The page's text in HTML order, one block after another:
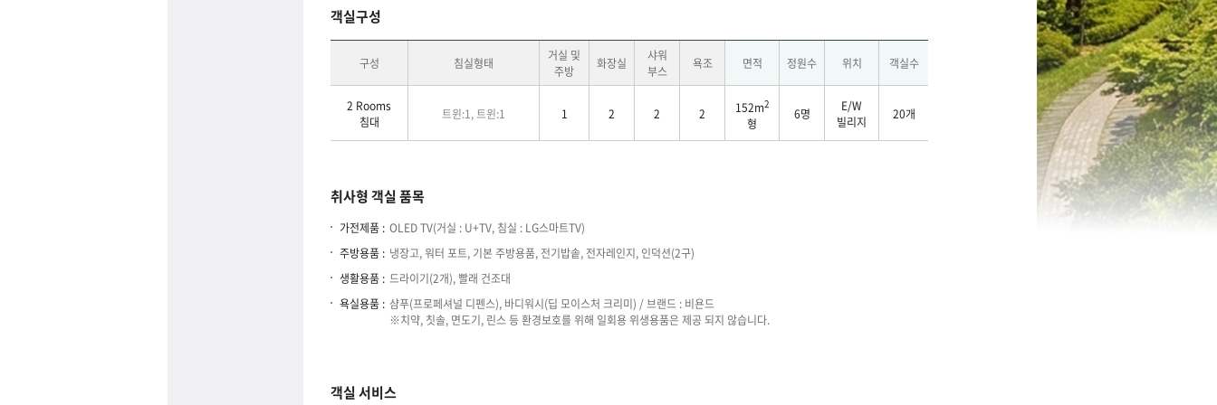
객실구성
구성 침실형태
거실 및
주방
화장실
샤워
부스
욕조 면적 정원수 위치 객실수
2 Rooms
침대
트윈:1, 트윈:1 1 2 2 2 152m2
형
6명
E/W
빌리지
20개
취사형 객실 품목
가전제품 : OLED TV(거실 : U+TV, 침실 : LG스마트TV)
주방용품 : 냉장고, 워터 포트, 기본 주방용품, 전기밥솥, 전자레인지, 인덕션(2구)
생활용품 : 드라이기(2개), 빨래 건조대
욕실용품 : 샴푸(프로페셔널 디펜스), 바디워시(딥 모이스처 크리미) / 브랜드 : 비욘드
※치약, 칫솔, 면도기, 린스 등 환경보호를 위해 일회용 위생용품은 제공 되지 않습니다.
객실 서비스